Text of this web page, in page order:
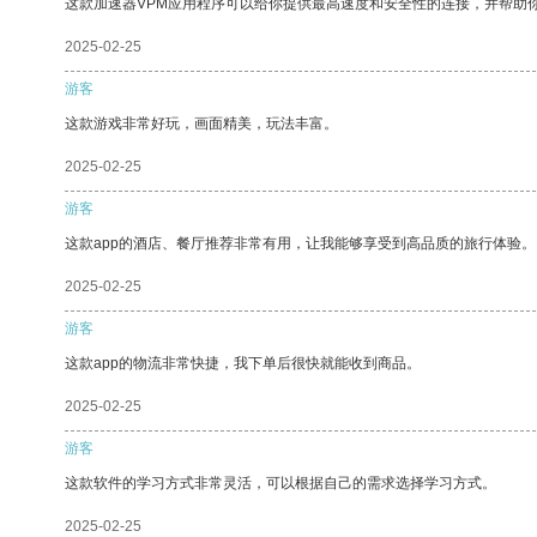
这款加速器VPM应用程序可以给你提供最高速度和安全性的连接，并帮助
2025-02-25
游客
这款游戏非常好玩，画面精美，玩法丰富。
2025-02-25
游客
这款app的酒店、餐厅推荐非常有用，让我能够享受到高品质的旅行体验。
2025-02-25
游客
这款app的物流非常快捷，我下单后很快就能收到商品。
2025-02-25
游客
这款软件的学习方式非常灵活，可以根据自己的需求选择学习方式。
2025-02-25